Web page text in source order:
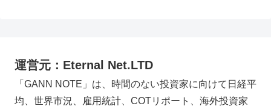
運営元：Eternal Net.LTD
「GANN NOTE」は、時間のない投資家に向けて日経平
均、世界市況、雇用統計、COTリポート、海外投資家